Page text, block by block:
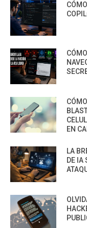
EN
LA
DE IA